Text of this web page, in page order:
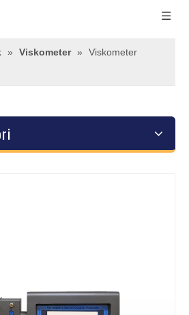
» Viskometer »
Viskometer